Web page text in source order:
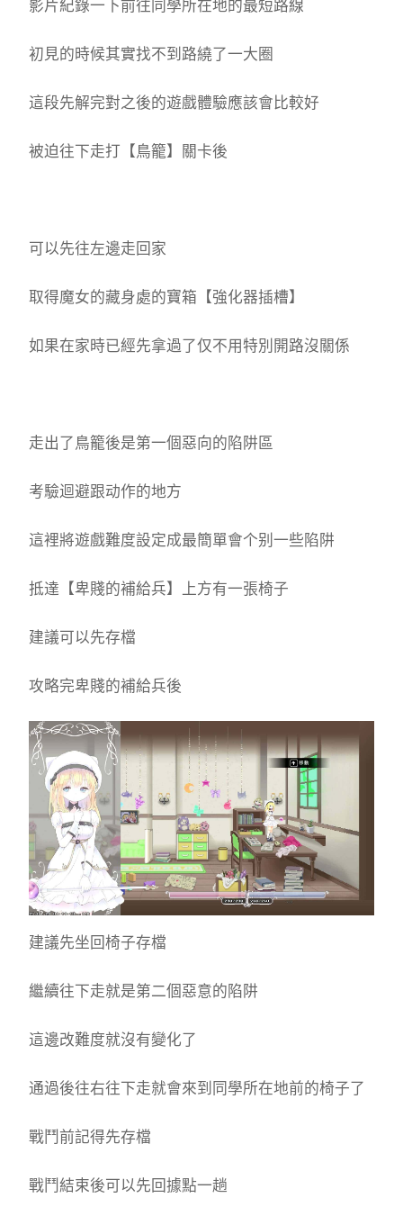
影片紀錄一下前往同學所在地的最短路線
初見的時候其實找不到路繞了一大圈
這段先解完對之後的遊戲體驗應該會比較好
被迫往下走打【鳥籠】關卡後
可以先往左邊走回家
取得魔女的藏身處的寶箱【強化器插槽】
如果在家時已經先拿過了仅不用特別開路沒關係
走出了鳥籠後是第一個惡向的陷阱區
考驗迴避跟动作的地方
這裡將遊戲難度設定成最簡單會个别一些陷阱
抵達【卑賤的補給兵】上方有一張椅子
建議可以先存檔
攻略完卑賤的補給兵後
建議先坐回椅子存檔
繼續往下走就是第二個惡意的陷阱
這邊改難度就沒有變化了
通過後往右往下走就會來到同學所在地前的椅子了
戰鬥前記得先存檔
戰鬥結束後可以先回據點一趟